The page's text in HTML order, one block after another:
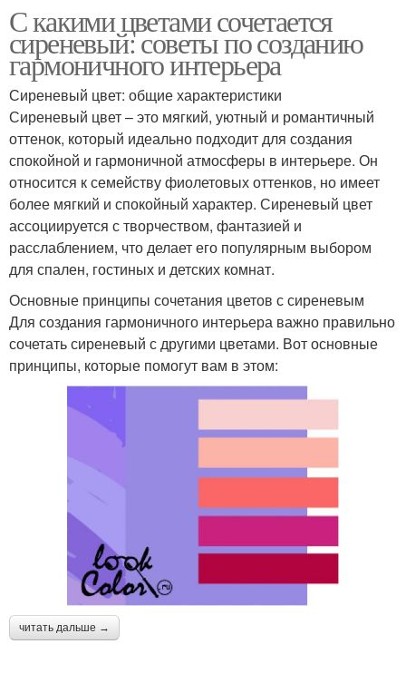
С какими цветами сочетается
сиреневый: советы по созданию
гармоничного интерьера
Сиреневый цвет: общие характеристики
Сиреневый цвет – это мягкий, уютный и романтичный
оттенок, который идеально подходит для создания
спокойной и гармоничной атмосферы в интерьере. Он
относится к семейству фиолетовых оттенков, но имеет
более мягкий и спокойный характер. Сиреневый цвет
ассоциируется с творчеством, фантазией и
расслаблением, что делает его популярным выбором
для спален, гостиных и детских комнат.
Основные принципы сочетания цветов с сиреневым
Для создания гармоничного интерьера важно правильно
сочетать сиреневый с другими цветами. Вот основные
принципы, которые помогут вам в этом:
читать дальше →